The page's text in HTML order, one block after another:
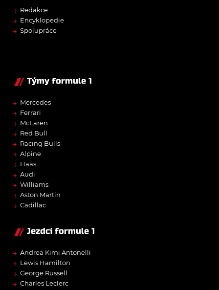
→ Redakce
→ Encyklopedie
→ Spolupráce
Týmy formule 1
→ Mercedes
→ Ferrari
→ McLaren
→ Red Bull
→ Racing Bulls
→ Alpine
→ Haas
→ Audi
→ Williams
→ Aston Martin
→ Cadillac
Jezdci formule 1
→ Andrea Kimi Antonelli
→ Lewis Hamilton
→ George Russell
→ Charles Leclerc